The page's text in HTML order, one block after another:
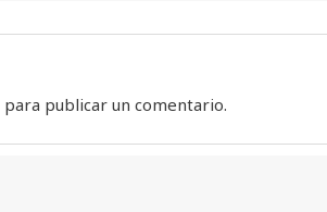
para publicar un comentario.